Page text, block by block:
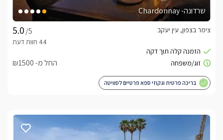
שרדונה- Chardonnay
/5
צימר בצפון, עין יעקב
החל מ- ₪1500
בריכה פרטית וגקוזי ספא פרטיים לסוויטה